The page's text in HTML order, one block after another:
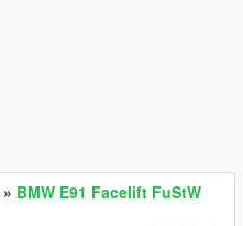
» BMW E91 Facelift FuStW